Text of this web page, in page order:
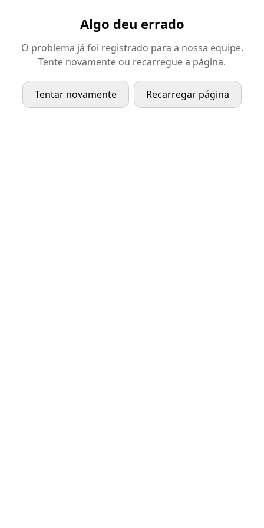
Algo deu errado
O problema já foi registrado para a nossa equipe.
Tente novamente ou recarregue a página.
Tentar novamente Recarregar página